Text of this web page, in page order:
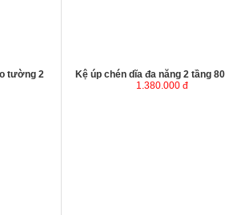
tường 2
Kệ úp chén dĩa đa năng 2 tầng
1.380.000 đ